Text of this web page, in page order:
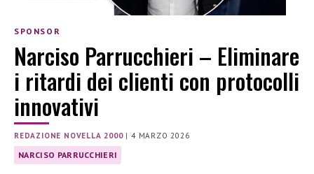
SPONSOR
Narciso Parrucchieri – Eliminare
i ritardi dei clienti con protocolli
innovativi
REDAZIONE NOVELLA 2000|4 MARZO 2026
NARCISO PARRUCCHIERI